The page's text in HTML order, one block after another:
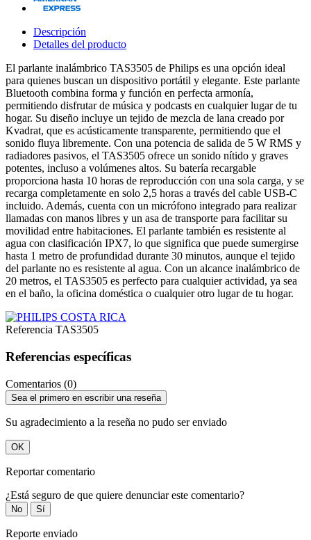
Descripción
Detalles del producto
El parlante inalámbrico TAS3505 de Philips es una opción ideal
para quienes buscan un dispositivo portátil y elegante. Este parlante
Bluetooth combina forma y función en perfecta armonía,
permitiendo disfrutar de música y podcasts en cualquier lugar de tu
hogar. Su diseño incluye un tejido de mezcla de lana creado por
Kvadrat, que es acústicamente transparente, permitiendo que el
sonido fluya libremente. Con una potencia de salida de 5 W RMS y
radiadores pasivos, el TAS3505 ofrece un sonido nítido y graves
potentes, incluso a volúmenes altos. Su batería recargable
proporciona hasta 10 horas de reproducción con una sola carga, y se
recarga completamente en solo 2,5 horas a través del cable USB-C
incluido. Además, cuenta con un micrófono integrado para realizar
llamadas con manos libres y un asa de transporte para facilitar su
movilidad entre habitaciones. El parlante también es resistente al
agua con clasificación IPX7, lo que significa que puede sumergirse
hasta 1 metro de profundidad durante 30 minutos, aunque el tejido
del parlante no es resistente al agua. Con un alcance inalámbrico de
20 metros, el TAS3505 es perfecto para cualquier actividad, ya sea
en el baño, la oficina doméstica o cualquier otro lugar de tu hogar.
Referencia TAS3505
Referencias específicas
Comentarios (0)
Sea el primero en escribir una reseña
Su agradecimiento a la reseña no pudo ser enviado
OK
Reportar comentario
¿Está seguro de que quiere denunciar este comentario?
No Sí
Reporte enviado